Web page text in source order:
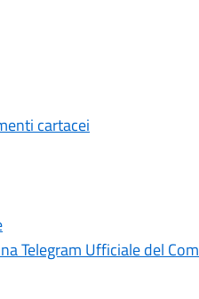
cartacei
Telegram Ufficiale del